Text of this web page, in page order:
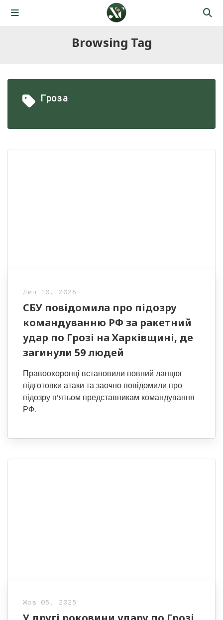
Browsing Tag
Гроза
Лип 10, 2026
СБУ повідомила про підозру
командуванню РФ за ракетний
удар по Грозі на Харківщині, де
загинули 59 людей
Правоохоронці встановили повний ланцюг
підготовки атаки та заочно повідомили про
підозру п’ятьом представникам командування
РФ.
Жов 05, 2025